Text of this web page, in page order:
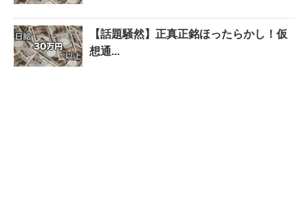
【話題騒然】正真正銘ほったらかし！仮
想通...